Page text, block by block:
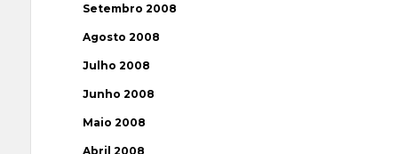
Setembro 2008
Agosto 2008
Julho 2008
Junho 2008
Maio 2008
Abril 2008